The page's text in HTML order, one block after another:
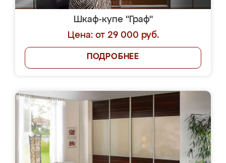
Шкаф-купе "Граф"
Цена: от 29 000 руб.
ПОДРОБНЕЕ